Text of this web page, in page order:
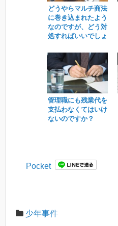
どうやらマルチ商法
に巻き込まれたよう
なのですが、どう対
処すればいいでしょ
管理職にも残業代を
支払わなくてはいけ
ないのですか？
Pocket
少年事件